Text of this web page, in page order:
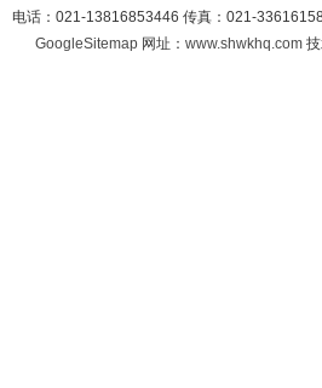
电话：021-13816853446 传真：021-
GoogleSitemap 网址：www.shwkhq.com